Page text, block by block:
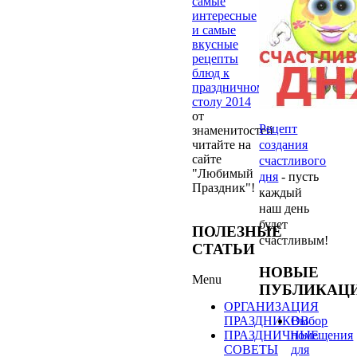
интересные
и самые
вкусные
рецепты
блюд к
праздничному
столу 2014
от
знаменитостей
читайте на
сайте
"Любимый
Праздник"!
ПОЛЕЗНЫЕ
СТАТЬИ
Menu
ОРГАНИЗАЦИЯ
ПРАЗДНИКОВ
ПРАЗДНИЧНЫЕ
СОВЕТЫ
Рецепт
создания
счастливого
дня - пусть
каждый
наш день
будет
счастливым!
НОВЫЕ
Выбор
помещения
для